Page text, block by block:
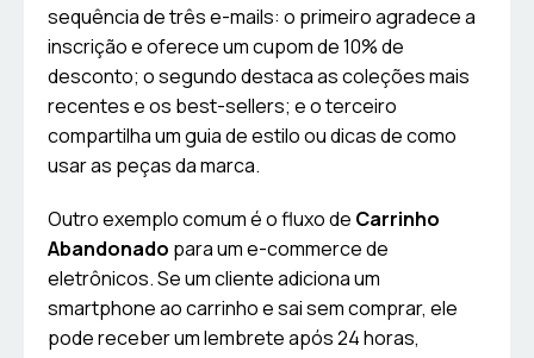
sequência de três e-mails: o primeiro agradece a
inscrição e oferece um cupom de 10% de
desconto; o segundo destaca as coleções mais
recentes e os best-sellers; e o terceiro
compartilha um guia de estilo ou dicas de como
usar as peças da marca.
Outro exemplo comum é o fluxo de Carrinho
Abandonado para um e-commerce de
eletrônicos. Se um cliente adiciona um
smartphone ao carrinho e sai sem comprar, ele
pode receber um lembrete após 24 horas,